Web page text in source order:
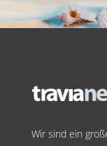
Wir sind ein